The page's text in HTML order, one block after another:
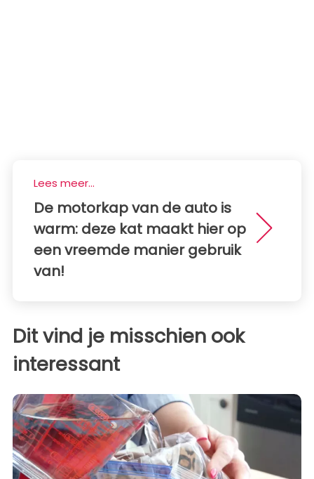
Lees meer...
De motorkap van de auto is
warm: deze kat maakt hier op
een vreemde manier gebruik
van!
Dit vind je misschien ook
interessant